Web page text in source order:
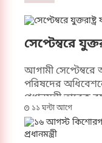
সেপ্টেম্বরে
আগামী সেপ্টেম্বরে
পরিষদের
প্রধানমন্ত্রী
ক্যালিফোর্নিয়ার
রয়েছে বলে জানা
উৎসাহ-উদ্দীপনা
১১ ঘন্টা আগে